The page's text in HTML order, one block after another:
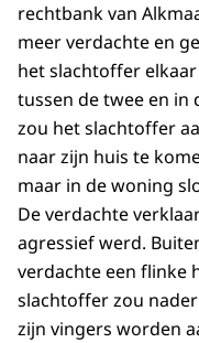
rechtbank van
meer verdachte en
het slachtoffer
tussen de twee en in
zou het slachtoffer
naar zijn huis te
maar in de woning
De verdachte
agressief werd.
verdachte een flinke
slachtoffer zou
zijn vingers worden